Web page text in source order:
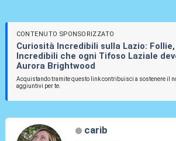
CONTENUTO SPONSORIZZATO
Curiosità Incredibili sulla Lazio:
Incredibili che ogni Tifoso Laziale
Aurora Brightwood
Acquistando tramite questo link contribuisci a sostenere il
aggiuntivi per te.
carib